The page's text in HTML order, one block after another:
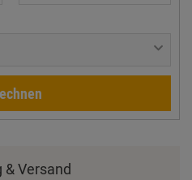
& Versand